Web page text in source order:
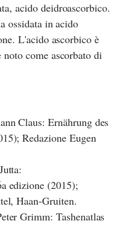
acido deidroascorbico.
ossidata in acido
L'acido ascorbico è
come ascorbato di
Claus: Ernährung des
Redazione Eugen
edizione (2015);
Haan-Gruiten.
Grimm: Tashenatlas